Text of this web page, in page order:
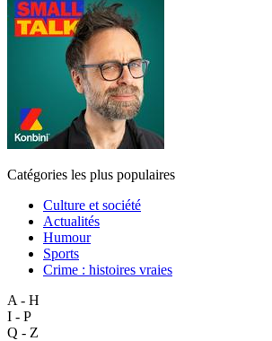
Catégories les plus populaires
Culture et société
Actualités
Humour
Sports
Crime : histoires vraies
A - H
I - P
Q - Z